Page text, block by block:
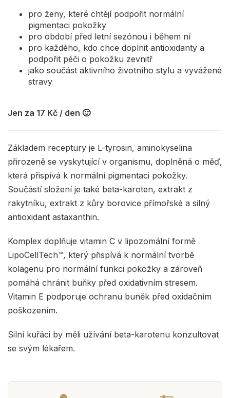
pro ženy, které chtějí podpořit normální
pigmentaci pokožky
pro období před letní sezónou i během ní
pro každého, kdo chce doplnit antioxidanty a
podpořit péči o pokožku zevnitř
jako součást aktivního životního stylu a vyvážené
stravy
Jen za 17 Kč / den 🙂
Základem receptury je L-tyrosin, aminokyselina
přirozeně se vyskytující v organismu, doplněná o měď,
která přispívá k normální pigmentaci pokožky.
Součástí složení je také beta-karoten, extrakt z
rakytníku, extrakt z kůry borovice přímořské a silný
antioxidant astaxanthin.
Komplex doplňuje vitamin C v lipozomální formě
LipoCellTech™, který přispívá k normální tvorbě
kolagenu pro normální funkci pokožky a zároveň
pomáhá chránit buňky před oxidativním stresem.
Vitamin E podporuje ochranu buněk před oxidačním
poškozením.
Silní kuřáci by měli užívání beta-karotenu konzultovat
se svým lékařem.